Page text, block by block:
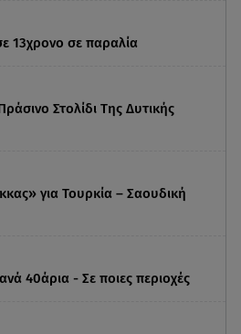
13χρονο σε παραλία
Στολίδι Της Δυτικής
για Τουρκία – Σαουδική
40άρια - Σε ποιες περιοχές